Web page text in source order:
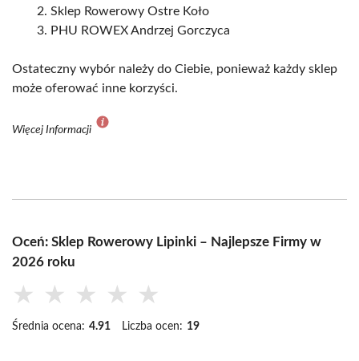
Sklep Rowerowy Ostre Koło
PHU ROWEX Andrzej Gorczyca
Ostateczny wybór należy do Ciebie, ponieważ każdy sklep
może oferować inne korzyści.
Więcej Informacji
Oceń: Sklep Rowerowy Lipinki – Najlepsze Firmy w
2026 roku
★ ★ ★ ★ ★
Średnia ocena: 4.91 Liczba ocen: 19